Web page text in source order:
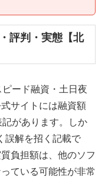
評判・実態【北
ード融資・土日夜
サイトには融資額
があります。しか
誤解を招く記載で
負担額は、他のソフ
ている可能性が非常